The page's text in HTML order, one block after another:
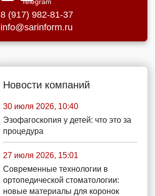
8 (917) 982-81-37
info@sarinform.ru
Новости компаний
30 июля 2026, 10:40
Эзофагоскопия у детей: что это за
процедура
27 июля 2026, 15:01
Современные технологии в
ортопедической стоматологии:
новые материалы для коронок